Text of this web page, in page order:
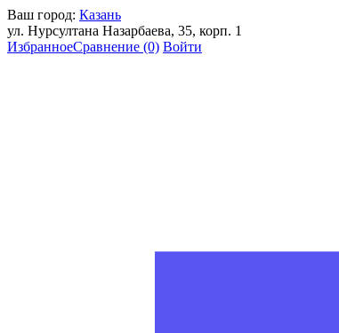
Ваш город: Казань
ул. Нурсултана Назарбаева, 35, корп. 1
ИзбранноеСравнение (0) Войти